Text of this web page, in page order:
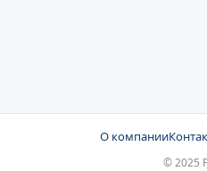
О компании
© 2025